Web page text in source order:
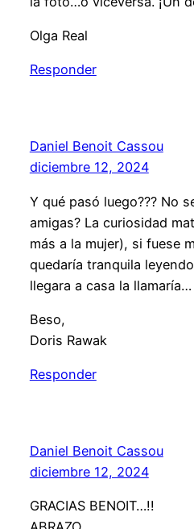
Olga Real
Responder
Daniel Benoit Cassou
diciembre 12, 2024
Y qué pasó luego??? No
amigas? La curiosidad
más a la mujer), si fuese
quedaría tranquila
llegara a casa la llamaría…
Beso,
Doris Rawak
Responder
Daniel Benoit Cassou
diciembre 12, 2024
GRACIAS BENOIT…!!